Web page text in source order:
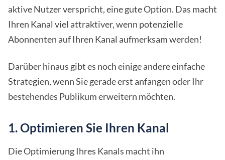
aktive Nutzer verspricht, eine gute Option. Das macht
Ihren Kanal viel attraktiver, wenn potenzielle
Abonnenten auf Ihren Kanal aufmerksam werden!
Darüber hinaus gibt es noch einige andere einfache
Strategien, wenn Sie gerade erst anfangen oder Ihr
bestehendes Publikum erweitern möchten.
1. Optimieren Sie Ihren Kanal
Die Optimierung Ihres Kanals macht ihn